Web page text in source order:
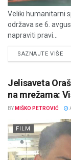
Veliki humanitarni
održava se 6.
napraviti pravi...
SAZNAJTE VIŠE
Jelisaveta
na mrežama:
BY MIŠKO PETROVIĆ
FILM